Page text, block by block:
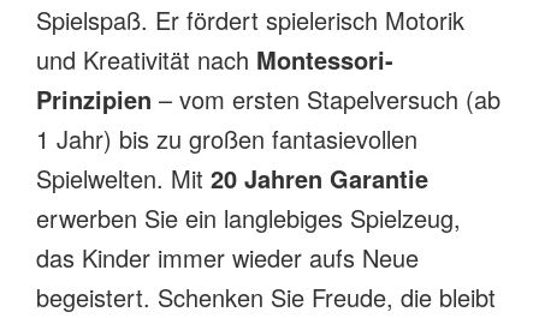
Spielspaß. Er fördert spielerisch Motorik
und Kreativität nach Montessori-
Prinzipien – vom ersten Stapelversuch (ab
1 Jahr) bis zu großen fantasievollen
Spielwelten. Mit 20 Jahren Garantie
erwerben Sie ein langlebiges Spielzeug,
das Kinder immer wieder aufs Neue
begeistert. Schenken Sie Freude, die bleibt